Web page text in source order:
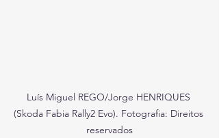
Luís Miguel REGO/Jorge HENRIQUES
(Skoda Fabia Rally2 Evo). Fotografia: Direitos
reservados